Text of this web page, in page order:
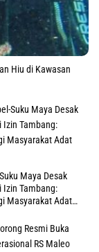
Hiu di Kawasan
Maya Desak
Izin Tambang:
Masyarakat Adat